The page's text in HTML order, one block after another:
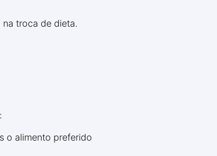
troca de dieta.
o alimento preferido